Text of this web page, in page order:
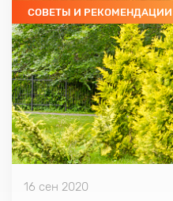
СОВЕТЫ И РЕКОМЕНДАЦИИ
16 сен 2020